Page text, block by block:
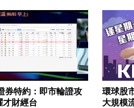
券特約：即市輪證攻
財經台
環球股
大規模